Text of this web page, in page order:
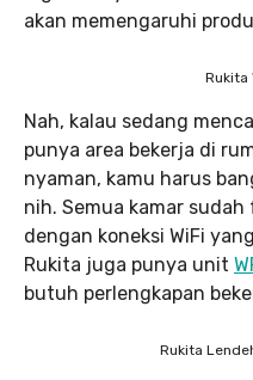
akan memengaruhi
Rukita
Nah, kalau sedang
punya area bekerja di
nyaman, kamu harus
nih. Semua kamar
dengan koneksi WiFi
Rukita juga punya unit
butuh perlengkapan
Rukita